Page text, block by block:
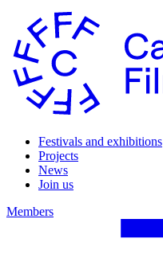
Festivals and exhibitions
Projects
News
Join us
Members